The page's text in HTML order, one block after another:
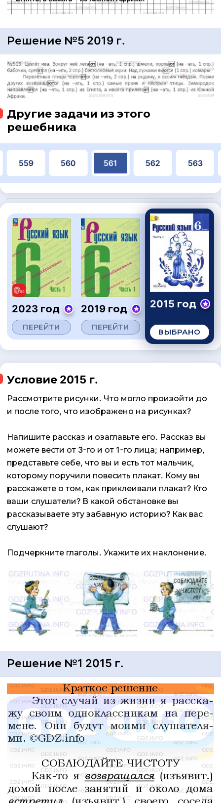
Решение №5 2019 г.
Другие задачи из этого
решебника
559 560 561 562 563
2023 год
ПЕРЕЙТИ
2019 год
ПЕРЕЙТИ
2015 год
ВЫБРАНО
Условие 2015 г.
Рассмотрите рисунки. Что могло произойти до
и после того, что изображено на рисунках?
Напишите рассказ и озаглавьте его. Рассказ вы
можете вести от 3-го и от 1-го лица; например,
представьте себе, что вы и есть тот мальчик,
которому поручили повесить плакат. Кому вы
расскажете о том, как приклеивали плакат? Кто
ваши слушатели? В какой обстановке вы
рассказываете эту забавную историю? Как вас
слушают?
Подчеркните глаголы. Укажите их наклонение.
Решение №1 2015 г.